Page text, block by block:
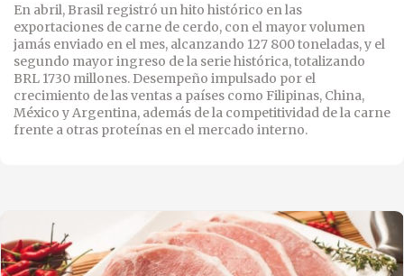
En abril, Brasil registró un hito histórico en las
exportaciones de carne de cerdo, con el mayor volumen
jamás enviado en el mes, alcanzando 127 800 toneladas, y el
segundo mayor ingreso de la serie histórica, totalizando
BRL 1730 millones. Desempeño impulsado por el
crecimiento de las ventas a países como Filipinas, China,
México y Argentina, además de la competitividad de la carne
frente a otras proteínas en el mercado interno.